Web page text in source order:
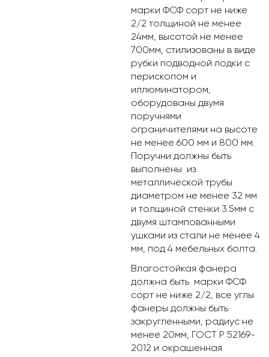
марки ФСФ сорт не ниже
2/2 толщиной не менее
24мм, высотой не менее
700мм, стилизованы в виде
рубки подводной лодки с
перископом и
иллюминатором,
оборудованы двумя
поручнями
ограничителями на высоте
не менее 600 мм и 800 мм.
Поручни должны быть
выполнены из
металлической трубы
диаметром не менее 32 мм
и толщиной стенки 3.5мм с
двумя штампованными
ушками из стали не менее 4
мм, под 4 мебельных болта.
Влагостойкая фанера
должна быть марки ФСФ
сорт не ниже 2/2, все углы
фанеры должны быть
закругленными, радиус не
менее 20мм, ГОСТ Р 52169-
2012 и окрашенная